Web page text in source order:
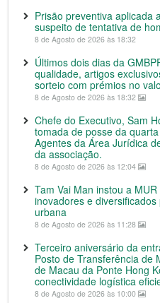
Prisão preventiva aplicada
suspeito de tentativa de
8 de Agosto de 2026 às 18:32
Últimos dois dias da
qualidade, artigos
sorteio com prémios no
8 de Agosto de 2026 às 18:32
Chefe do Executivo, Sam
tomada de posse da
Agentes da Área Jurídica
da associação.
8 de Agosto de 2026 às 12:04
Tam Vai Man instou a
inovadores e
urbana
8 de Agosto de 2026 às 11:28
Terceiro aniversário da
Posto de Transferência de
de Macau da Ponte Hong
conectividade logística
8 de Agosto de 2026 às 10:00